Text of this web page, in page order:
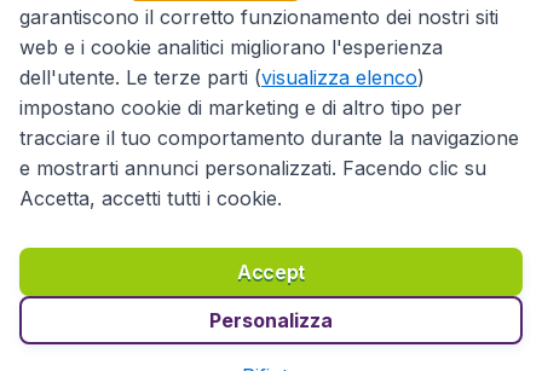
Esonero di responsabilità
Diritto d'autore © 2026
garantiscono il corretto funzionamento dei nostri siti
web e i cookie analitici migliorano l'esperienza
dell'utente. Le terze parti (visualizza elenco)
impostano cookie di marketing e di altro tipo per
tracciare il tuo comportamento durante la navigazione
e mostrarti annunci personalizzati. Facendo clic su
Accetta, accetti tutti i cookie.
Accept
Personalizza